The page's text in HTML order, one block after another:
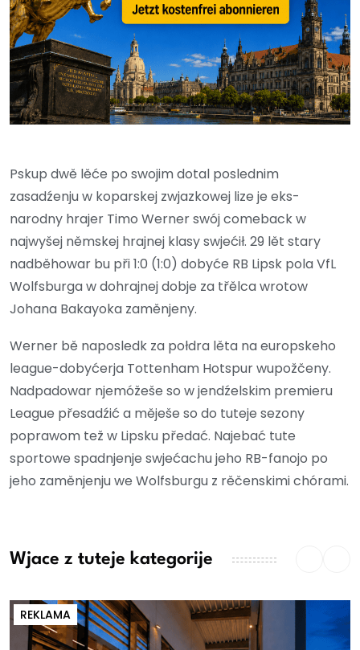
Pskup dwě lěće po swojim dotal poslednim
zasadźenju w koparskej zwjazkowej lize je eks-
narodny hrajer Timo Werner swój comeback w
najwyšej němskej hrajnej klasy swjećił. 29 lět stary
nadběhowar bu při 1:0 (1:0) dobyće RB Lipsk pola VfL
Wolfsburga w dohrajnej dobje za třělca wrotow
Johana Bakayoka zaměnjeny.
Werner bě naposledk za połdra lěta na europskeho
league-dobyćerja Tottenham Hotspur wupožčeny.
Nadpadowar njemóžeše so w jendźelskim premieru
League přesadźić a měješe so do tuteje sezony
poprawom tež w Lipsku předać. Najebać tute
sportowe spadnjenje swjećachu jeho RB-fanojo po
jeho zaměnjenju we Wolfsburgu z rěčenskimi chórami.
Wjace z tuteje kategorije
REKLAMA